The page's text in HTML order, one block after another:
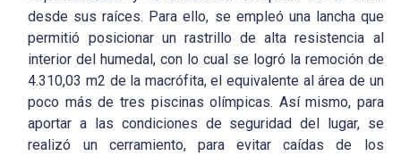
desde sus raíces. Para ello, se empleó una lancha que
permitió posicionar un rastrillo de alta resistencia al
interior del humedal, con lo cual se logró la remoción de
4.310,03 m2 de la macrófita, el equivalente al área de un
poco más de tres piscinas olímpicas. Así mismo, para
aportar a las condiciones de seguridad del lugar, se
realizó un cerramiento, para evitar caídas de los